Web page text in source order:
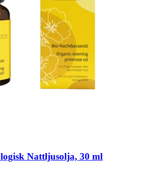
Nattljusolja, 30 ml